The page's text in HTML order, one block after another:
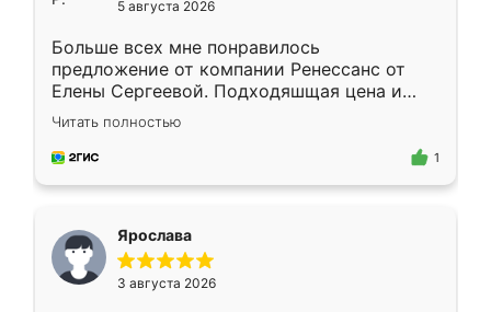
5 августа 2026
Больше всех мне понравилось
предложение от компании Ренессанс от
Елены Сергеевой. Подходяшщая цена и
короткие сроки изготовления. Приехавший
для замера сотрудник Владислав
предложил по моему эскизу самый
Читать полностью
1
Ярослава
3 августа 2026